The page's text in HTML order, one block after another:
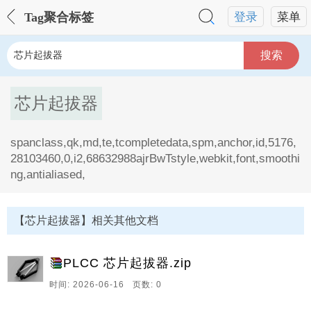
菜单
登录
Tag聚合标签
搜索
芯片起拔器
spanclass,qk,md,te,tcompletedata,spm,anchor,id,5176,
28103460,0,i2,68632988ajrBwTstyle,webkit,font,smoothi
ng,antialiased,
1、
【芯片起拔器】相关其他文档
PLCC 芯片起拔器.zip
时间: 2026-06-16 页数: 0